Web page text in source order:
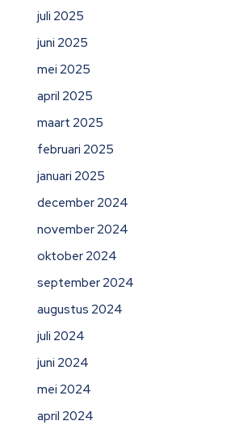
juli 2025
juni 2025
mei 2025
april 2025
maart 2025
februari 2025
januari 2025
december 2024
november 2024
oktober 2024
september 2024
augustus 2024
juli 2024
juni 2024
mei 2024
april 2024